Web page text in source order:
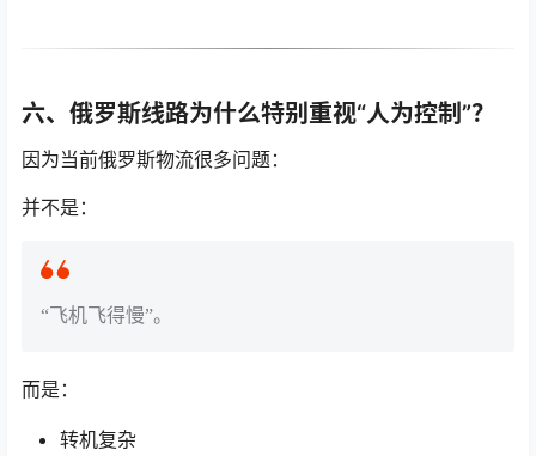
六、俄罗斯线路为什么特别重视“人为控制”？
因为当前俄罗斯物流很多问题：
并不是：
“飞机飞得慢”。
而是：
转机复杂